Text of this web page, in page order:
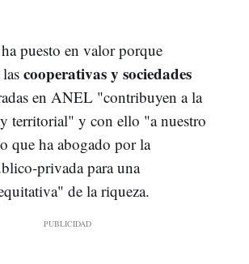
puesto en valor porque
cooperativas y sociedades
en ANEL "contribuyen a la
territorial" y con ello "a nuestro
que ha abogado por la
privada para una
de la riqueza.